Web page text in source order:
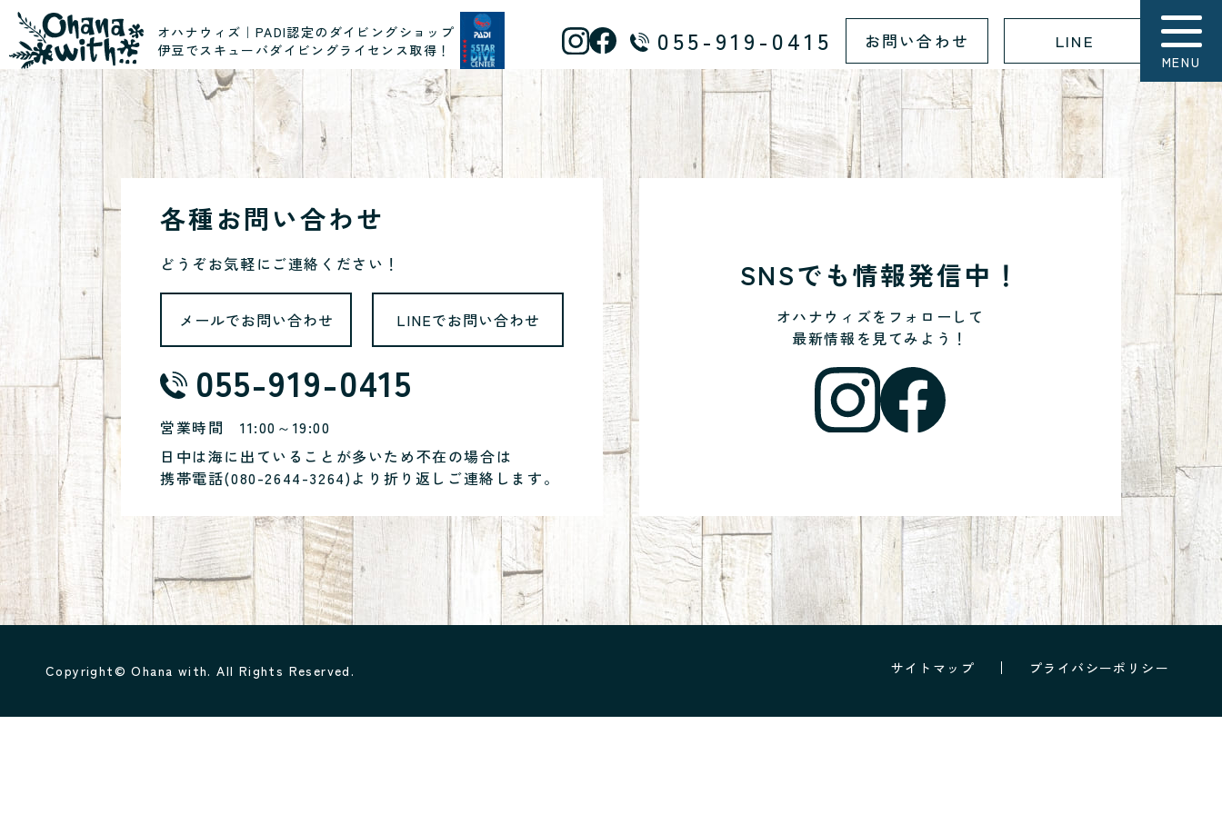
オハナウィズ｜PADI認定のダイビングショップ
伊豆でスキューバダイビングライセンス取得！
055-919-0415 お問い合わせ LINE
MENU
各種お問い合わせ
どうぞお気軽にご連絡ください！
メールでお問い合わせ LINEでお問い合わせ
055-919-0415
営業時間 11:00～19:00
日中は海に出ていることが多いため不在の場合は
携帯電話(080-2644-3264)より折り返しご連絡します。
SNSでも情報発信中！
オハナウィズをフォローして
最新情報を見てみよう！
サイトマップ プライバシーポリシー
Copyright© Ohana with. All Rights Reserved.